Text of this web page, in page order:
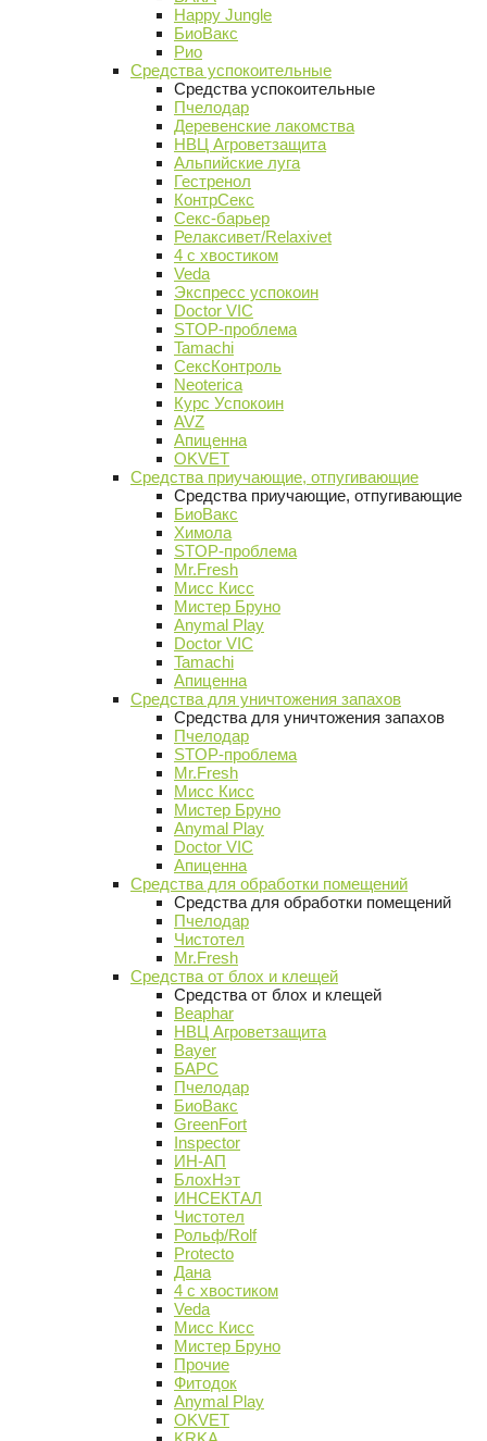
Happy Jungle
БиоВакс
Рио
Средства успокоительные
Средства успокоительные
Пчелодар
Деревенские лакомства
НВЦ Агроветзащита
Альпийские луга
Гестренол
КонтрСекс
Секс-барьер
Релаксивет/Relaxivet
4 с хвостиком
Veda
Экспресс успокоин
Doctor VIC
STOP-проблема
Tamachi
СексКонтроль
Neoterica
Курс Успокоин
AVZ
Апиценна
OKVET
Средства приучающие, отпугивающие
Средства приучающие, отпугивающие
БиоВакс
Химола
STOP-проблема
Mr.Fresh
Мисс Кисс
Мистер Бруно
Anymal Play
Doctor VIC
Tamachi
Апиценна
Средства для уничтожения запахов
Средства для уничтожения запахов
Пчелодар
STOP-проблема
Mr.Fresh
Мисс Кисс
Мистер Бруно
Anymal Play
Doctor VIC
Апиценна
Средства для обработки помещений
Средства для обработки помещений
Пчелодар
Чистотел
Mr.Fresh
Средства от блох и клещей
Средства от блох и клещей
Beaphar
НВЦ Агроветзащита
Bayer
БАРС
Пчелодар
БиоВакс
GreenFort
Inspector
ИН-АП
БлохНэт
ИНСЕКТАЛ
Чистотел
Рольф/Rolf
Protecto
Дана
4 с хвостиком
Veda
Мисс Кисс
Мистер Бруно
Прочие
Фитодок
Anymal Play
OKVET